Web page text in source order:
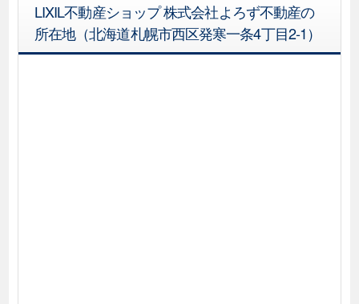
LIXIL不動産ショップ 株式会社よろず不動産の
所在地（北海道札幌市西区発寒一条4丁目2-1）